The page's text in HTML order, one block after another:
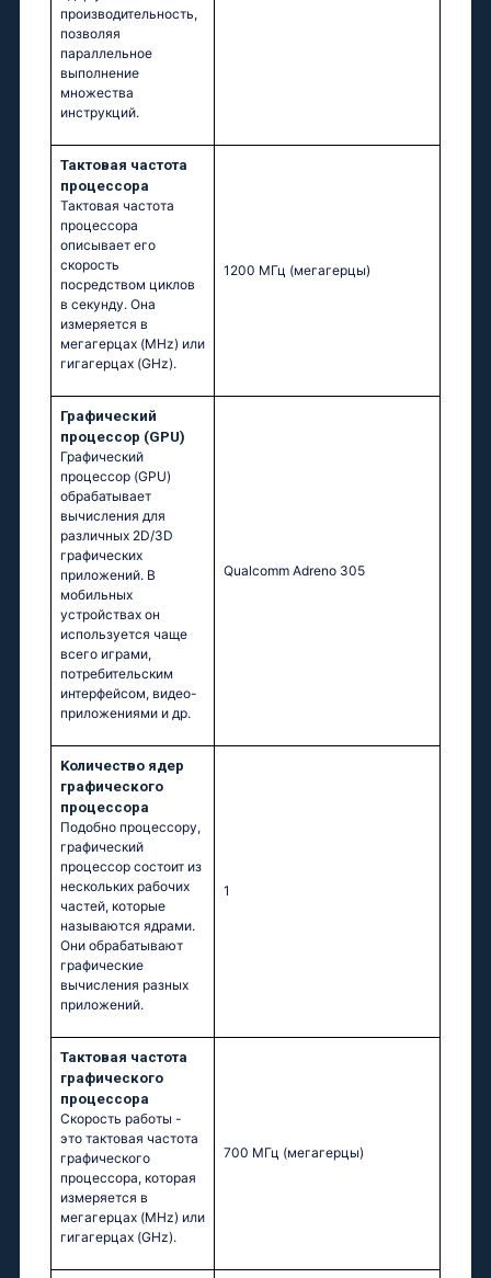
производительность,
позволяя
параллельное
выполнение
множества
инструкций.
Тактовая частота
процессора
Тактовая частота
процессора
описывает его
скорость
посредством циклов
в секунду. Она
измеряется в
мегагерцах (MHz) или
гигагерцах (GHz).
1200 МГц (мегагерцы)
Графический
процессор (GPU)
Графический
процессор (GPU)
обрабатывает
вычисления для
различных 2D/3D
графических
приложений. В
мобильных
устройствах он
используется чаще
всего играми,
потребительским
интерфейсом, видео-
приложениями и др.
Qualcomm Adreno 305
Kоличество ядер
графического
процессора
Подобно процессору,
графический
процессор состоит из
нескольких рабочих
частей, которые
называются ядрами.
Они обрабатывают
графические
вычисления разных
приложений.
1
Тактовая частота
графического
процессора
Скорость работы -
это тактовая частота
графического
процессора, которая
измеряется в
мегагерцах (MHz) или
гигагерцах (GHz).
700 МГц (мегагерцы)